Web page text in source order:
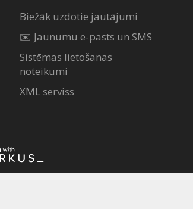
Biežāk uzdotie jautājumi
✉️ Jaunumu e-pasts un SMS
Sistēmas lietošanas
noteikumi
XML serviss